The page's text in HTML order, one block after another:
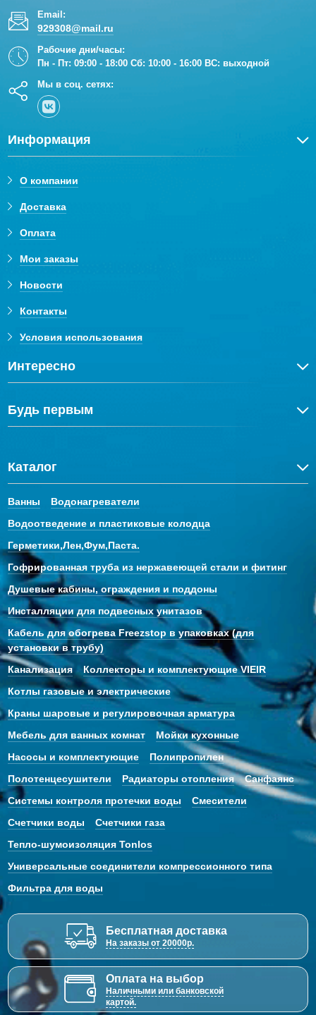
Email:
929308@mail.ru
Рабочие дни/часы:
Пн - Пт: 09:00 - 18:00 Сб: 10:00 - 16:00 ВС: выходной
Мы в соц. сетях:
Информация
О компании
Доставка
Оплата
Мои заказы
Новости
Контакты
Условия использования
Интересно
Будь первым
Каталог
Ванны
Водонагреватели
Водоотведение и пластиковые колодца
Герметики,Лен,Фум,Паста.
Гофрированная труба из нержавеющей стали и фитинг
Душевые кабины, ограждения и поддоны
Инсталляции для подвесных унитазов
Кабель для обогрева Freezstop в упаковках (для
установки в трубу)
Канализация
Коллекторы и комплектующие VIEIR
Котлы газовые и электрические
Краны шаровые и регулировочная арматура
Мебель для ванных комнат
Мойки кухонные
Насосы и комплектующие
Полипропилен
Полотенцесушители
Радиаторы отопления
Санфаянс
Системы контроля протечки воды
Смесители
Счетчики воды
Счетчики газа
Тепло-шумоизоляция Tonlos
Универсальные соединители компрессионного типа
Фильтра для воды
Бесплатная доставка
На заказы от 20000р.
Оплата на выбор
Наличными или банковской
картой.